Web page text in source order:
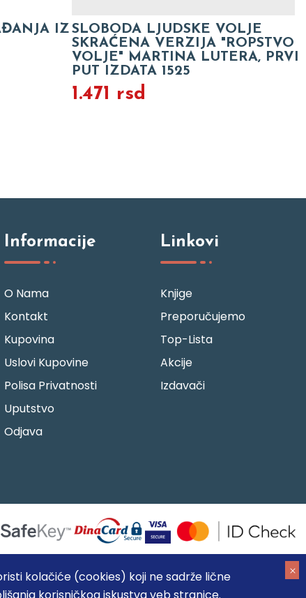
kolačiće (cookies) koji ne sadrže lične
IZSLOBODA LJUDSKE VOLJE
SKRAĆENA VERZIJA "ROPSTVO
VOLJE" MARTINA LUTERA, PRVI
PUT IZDATA 1525
1.471 rsd
Informacije
O Nama
Kontakt
Kupovina
Uslovi Kupovine
Polisa Privatnosti
Uputstvo
Odjava
Linkovi
Knjige
Preporučujemo
Top-Lista
Akcije
Izdavači